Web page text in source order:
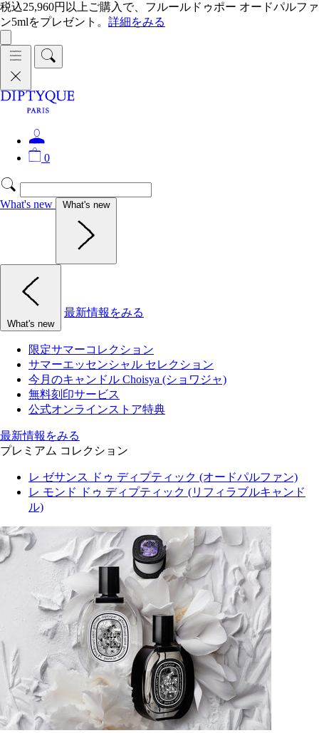
税込25,960円以上ご購入で、フルールドゥポー オードパルファ
ン5mlをプレゼント。 詳細をみる
0
What's new What's new
What's new
最新情報をみる
限定サマーコレクション
サマーエッセンシャル セレクション
今月のキャンドル Choisya (ショワジャ)
無料刻印サービス
公式オンラインストア特典
最新情報をみる
プレミアム コレクション
レ ゼサンス ドゥ ディプティック (オードパルファン)
レ モンド ドゥ ディプティック (リフィラブルキャンド
ル)